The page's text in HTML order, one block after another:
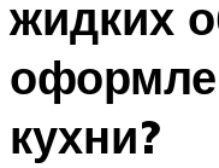
жидких
кухни?